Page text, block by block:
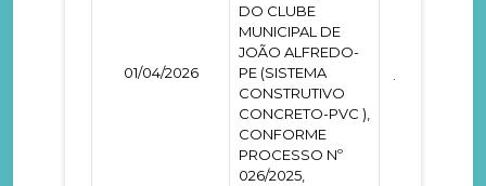
01/04/2026
DO CLUBE
MUNICIPAL DE
JOÃO ALFREDO-
PE (SISTEMA
CONSTRUTIVO
CONCRETO-PVC ),
CONFORME
PROCESSO Nº
026/2025,